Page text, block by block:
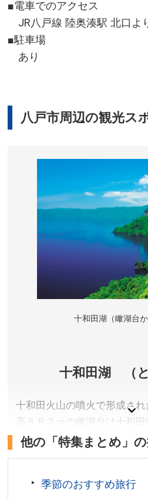
■電車でのアクセス
JR八戸線 陸奥湊駅 北口よ
■駐車場
あり
八戸市周辺の観光ス
十和田湖（瞰湖台か
十和田湖 （と
十和田火山の噴火で形成さ
高５８３ｍの瞰湖台は十和
展望所のひとつです。
アクセス(瞰湖台まで)／JR新
他の「特集まとめ」
季節のおすすめ旅行